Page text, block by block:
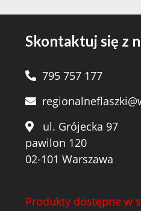
Skontaktuj się z
795 757 177
ul. Grójecka 97
pawilon 120
02-101 Warszawa
Produkty dostępne w